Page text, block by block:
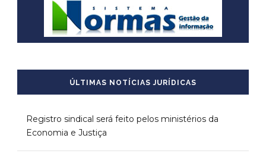
ÚLTIMAS NOTÍCIAS JURÍDICAS
Registro sindical será feito pelos ministérios da
Economia e Justiça